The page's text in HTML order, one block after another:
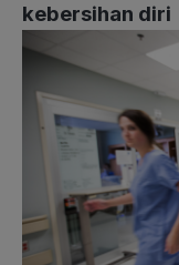
kebersihan diri